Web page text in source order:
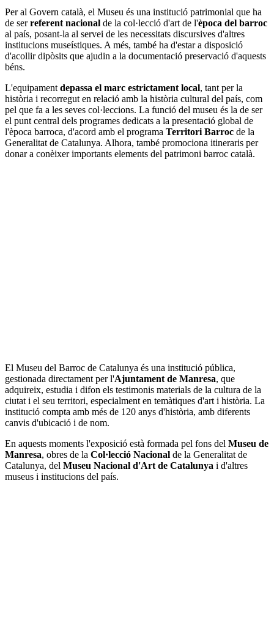
Per al Govern català, el Museu és una institució patrimonial que ha
de serreferent nacional de la col·lecció d'art de l'època del barroc
al país, posant-la al servei de les necessitats discursives d'altres
institucions museístiques. A més, també ha d'estar a disposició
d'acollir dipòsits que ajudin a la documentació preservació d'aquests
béns.
L'equipament depassa el marc estrictament local, tant per la
història i recorregut en relació amb la història cultural del país, com
pel que fa a les seves col·leccions. La funció del museu és la de ser
el punt central dels programes dedicats a la presentació global de
l'època barroca, d'acord amb el programa Territori Barroc de la
Generalitat de Catalunya. Alhora, també promociona itineraris per
donar a conèixer importants elements del patrimoni barroc català.
El Museu del Barroc de Catalunya és una institució pública,
gestionada directament per l'Ajuntament de Manresa, que
adquireix, estudia i difon els testimonis materials de la cultura de la
ciutat i el seu territori, especialment en temàtiques d'art i història. La
institució compta amb més de 120 anys d'història, amb diferents
canvis d'ubicació i de nom.
En aquests moments l'exposició està formada pel fons del Museu de
Manresa, obres de la Col·lecció Nacional de la Generalitat de
Catalunya, del Museu Nacional d'Art de Catalunya i d'altres
museus i institucions del país.